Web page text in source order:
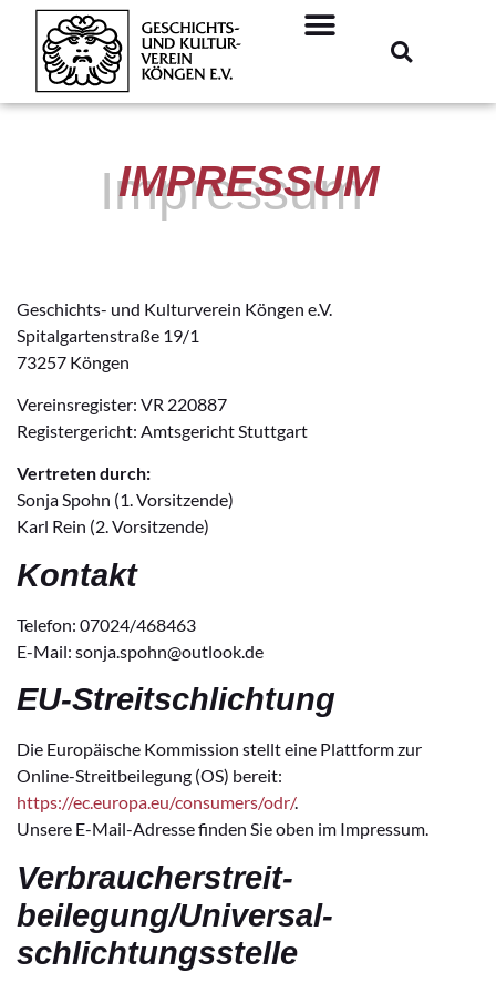
IMPRESSUM
Impressum
Geschichts- und Kulturverein Köngen e.V.
Spitalgartenstraße 19/1
73257 Köngen
Vereinsregister: VR 220887
Registergericht: Amtsgericht Stuttgart
Vertreten durch:
Sonja Spohn (1. Vorsitzende)
Karl Rein (2. Vorsitzende)
Kontakt
Telefon: 07024/468463
E-Mail: sonja.spohn@outlook.de
EU-Streitschlichtung
Die Europäische Kommission stellt eine Plattform zur
Online-Streitbeilegung (OS) bereit:
https://ec.europa.eu/consumers/odr/.
Unsere E-Mail-Adresse finden Sie oben im Impressum.
Verbraucher­streit­
beilegung/Universal­
schlichtungs­stelle